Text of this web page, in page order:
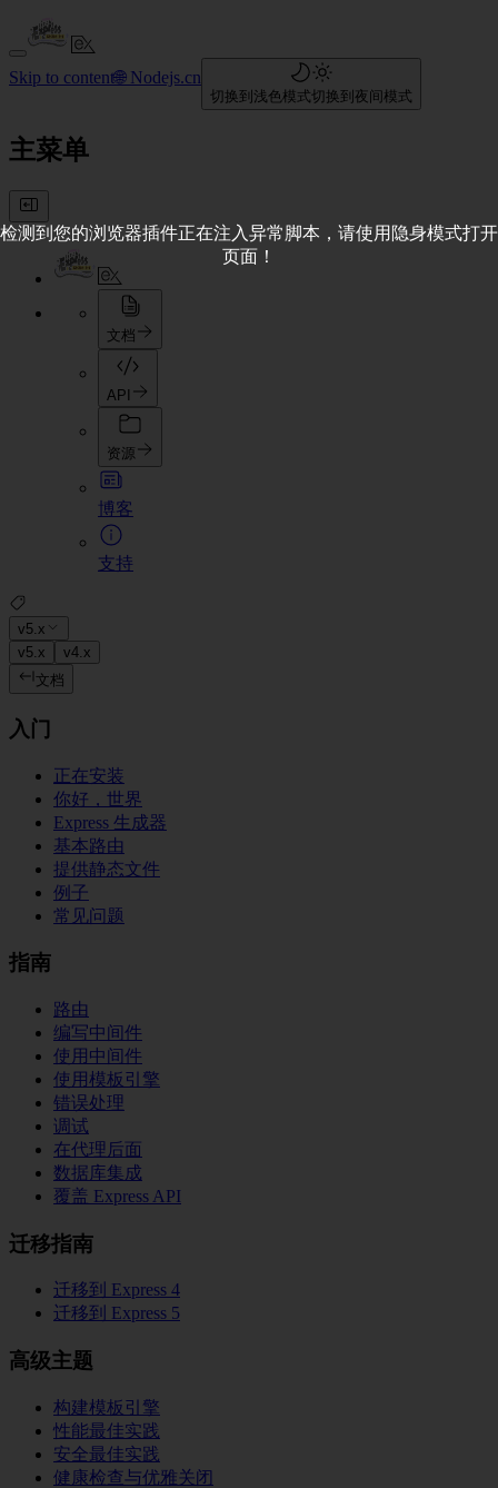
Skip to content🌐 Nodejs.cn
切换到浅色模式切换到夜间模式
主菜单
文档
API
资源
博客
支持
v5.x
v5.x
v4.x
文档
入门
正在安装
你好，世界
Express 生成器
基本路由
提供静态文件
例子
常见问题
指南
路由
编写中间件
使用中间件
使用模板引擎
错误处理
调试
在代理后面
数据库集成
覆盖 Express API
迁移指南
迁移到 Express 4
迁移到 Express 5
高级主题
构建模板引擎
性能最佳实践
安全最佳实践
健康检查与优雅关闭
检测到您的浏览器插件正在注入异常脚本，请使用隐身模式打开
页面！